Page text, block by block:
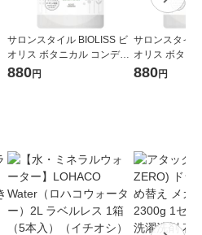
サロンスタイル BIOLISS ビ
オリス ボタニカル コンディ
ショナー ディープモイスト
880円
サロンスタイ
オリス ボタニ
ショナー スム
880円